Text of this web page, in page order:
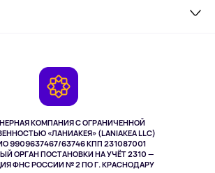
КОМПАНИЯ С ОГРАНИЧЕННОЙ
«ЛАНИАКЕЯ» (LANIAKEA LLC)
9909637467/63746 КПП 231087001
ОРГАН ПОСТАНОВКИ НА УЧЁТ 2310 —
ФНС РОССИИ № 2 ПО Г. КРАСНОДАРУ